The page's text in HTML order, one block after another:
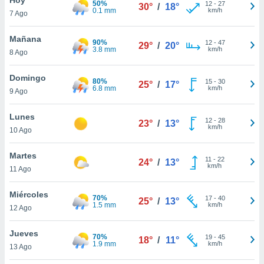
y
en
más
de
7 Ago
50%
0.1 mm
30° / 18° 12- 27
km/h
Mañana
8 Ago
90%
3.8 mm
29° / 20° 12- 47
km/h
Domingo
9 Ago
80%
6.8 mm
25° / 17° 15- 30
km/h
Lunes
10 Ago
23° / 13° 12- 28
km/h
Martes
11 Ago
24° / 13° 11 - 22
km/h
Miércoles
12 Ago
70%
1.5 mm
25° / 13° 17- 40
km/h
Jueves
13 Ago
70%
1.9 mm
18° / 11° 19- 45
km/h